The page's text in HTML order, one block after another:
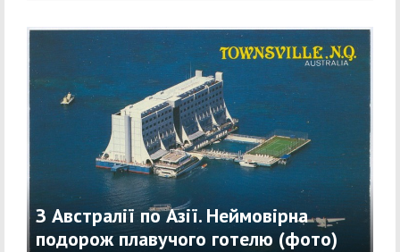
З Австралії по Азії. Неймовірна
подорож плавучого готелю (фото)